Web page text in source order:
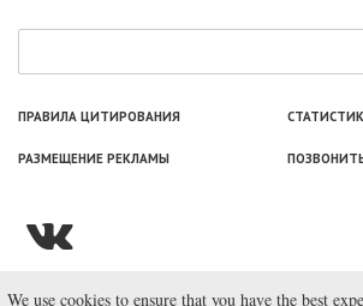
ПРАВИЛА ЦИТИРОВАНИЯ
РАЗМЕЩЕНИЕ РЕКЛАМЫ
© ООО «Лаборатория Новоcтей»,
We use cookies to ensure that you have the best